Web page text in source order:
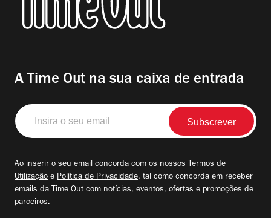
A Time Out na sua caixa de entrada
Insira
o
seu
Ao inserir o seu email concorda com os nossos Termos de
Utilização e Política de Privacidade, tal como concorda em receber
emails da Time Out com notícias, eventos, ofertas e promoções de
parceiros.